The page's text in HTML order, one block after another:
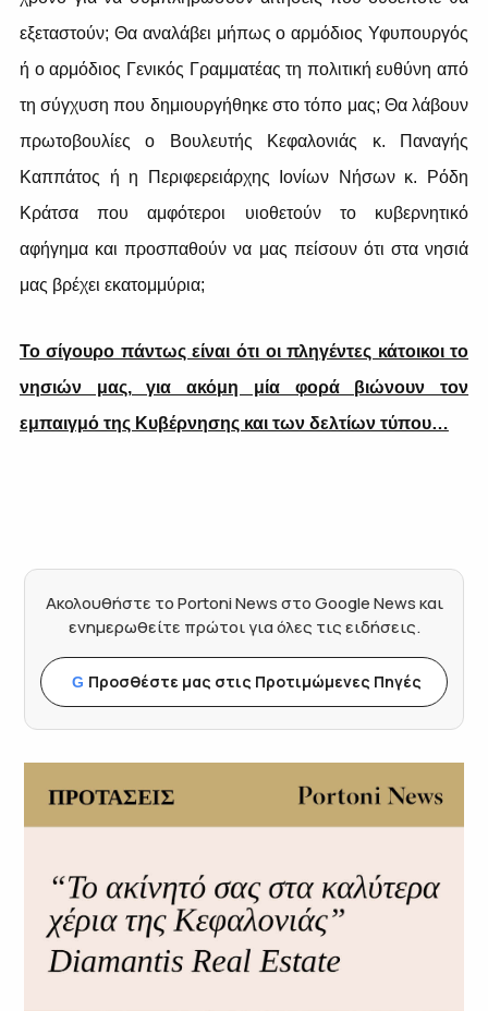
εξεταστούν; Θα αναλάβει μήπως ο αρμόδιος Υφυπουργός
ή ο αρμόδιος Γενικός Γραμματέας τη πολιτική ευθύνη από
τη σύγχυση που δημιουργήθηκε στο τόπο μας; Θα λάβουν
πρωτοβουλίες ο Βουλευτής Κεφαλονιάς κ. Παναγής
Καππάτος ή η Περιφερειάρχης Ιονίων Νήσων κ. Ρόδη
Κράτσα που αμφότεροι υιοθετούν το κυβερνητικό
αφήγημα και προσπαθούν να μας πείσουν ότι στα νησιά
μας βρέχει εκατομμύρια;
Το σίγουρο πάντως είναι ότι οι πληγέντες κάτοικοι το
νησιών μας, για ακόμη μία φορά βιώνουν τον
εμπαιγμό της Κυβέρνησης και των δελτίων τύπου…
Ακολουθήστε το Portoni News στο Google News και
ενημερωθείτε πρώτοι για όλες τις ειδήσεις.
G Προσθέστε μας στις Προτιμώμενες Πηγές